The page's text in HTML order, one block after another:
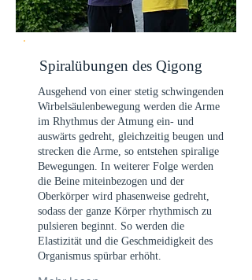
Spiralübungen des Qigong
Ausgehend von einer stetig schwingenden
Wirbelsäulenbewegung werden die Arme
im Rhythmus der Atmung ein- und
auswärts gedreht, gleichzeitig beugen und
strecken die Arme, so entstehen spiralige
Bewegungen. In weiterer Folge werden
die Beine miteinbezogen und der
Oberkörper wird phasenweise gedreht,
sodass der ganze Körper rhythmisch zu
pulsieren beginnt. So werden die
Elastizität und die Geschmeidigkeit des
Organismus spürbar erhöht.